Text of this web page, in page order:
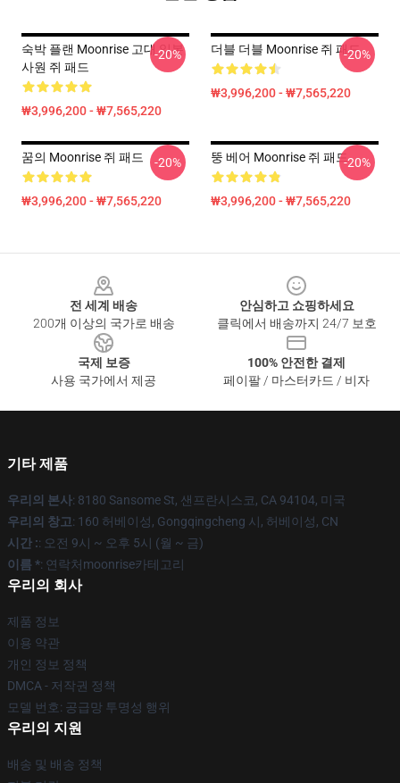
숙박 플랜 Moonrise 고대 일본
사원 쥐 패드
₩3,996,200 - ₩7,565,220
-20% 더블 더블 Moonrise 쥐 패드
₩3,996,200 - ₩7,565,220
-20%
꿈의 Moonrise 쥐 패드
₩3,996,200 - ₩7,565,220
-20% 뚱 베어 Moonrise 쥐 패드
₩3,996,200 - ₩7,565,220
-20%
전 세계 배송
200개 이상의 국가로 배송
안심하고 쇼핑하세요
클릭에서 배송까지 24/7 보호
국제 보증
사용 국가에서 제공
100% 안전한 결제
페이팔 / 마스터카드 / 비자
기타 제품
우리의 본사: 8180 Sansome St, 샌프란시스코, CA 94104, 미국
우리의 창고: 160 허베이성, Gongqingcheng 시, 허베이성, CN
시간 :: 오전 9시 ~ 오후 5시 (월 ~ 금)
이름 *: 연락처moonrise카테고리
우리의 회사
제품 정보
이용 약관
개인 정보 정책
DMCA - 저작권 정책
모델 번호: 공급망 투명성 행위
우리의 지원
배송 및 배송 정책